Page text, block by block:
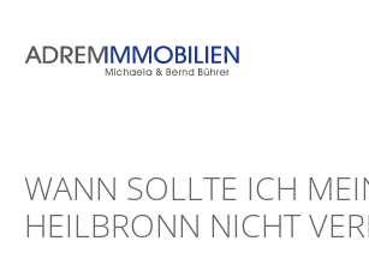
Inhalt
WANN SOLLTE ICH
HEILBRONN NICHT